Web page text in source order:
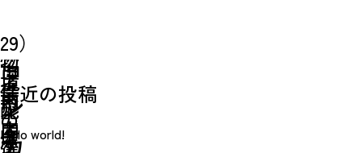
シ
ョ
ン
カ
エ
ネ
ル
ギ
宅
に
市
内
ZEH
物
件
の
環
境
配
慮
29）
市
内
産
最近の投稿
Hello world!